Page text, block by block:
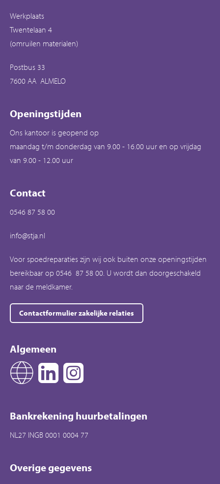
Werkplaats
Twentelaan 4
(omruilen materialen)
Postbus 33
7600 AA ALMELO
Openingstijden
Ons kantoor is geopend op
maandag t/m donderdag van 9.00 - 16.00 uur en op vrijdag
van 9.00 - 12.00 uur
Contact
0546 87 58 00
info@stja.nl
Voor spoedreparaties zijn wij ook buiten onze openingstijden
bereikbaar op 0546 87 58 00. U wordt dan doorgeschakeld
naar de meldkamer.
Contactformulier zakelijke relaties
Algemeen
Bankrekening huurbetalingen
NL27 INGB 0001 0004 77
Overige gegevens